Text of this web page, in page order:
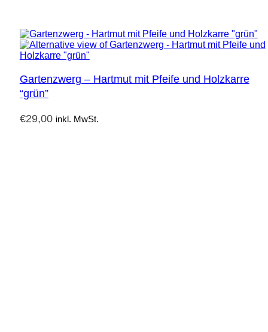
Gartenzwerg – Hartmut mit Pfeife und Holzkarre
“grün”
€29,00 inkl. MwSt.